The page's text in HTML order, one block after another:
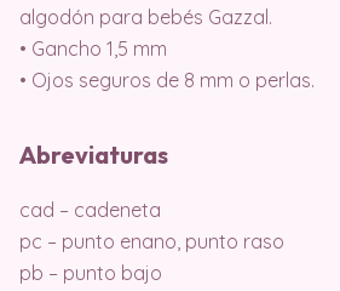
algodón para bebés Gazzal.
• Gancho 1,5 mm
• Ojos seguros de 8 mm o perlas.
Abreviaturas
cad – cadeneta
pc – punto enano, punto raso
pb – punto bajo